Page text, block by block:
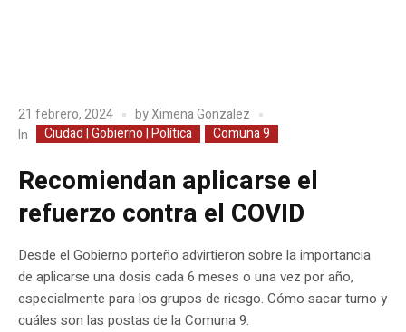
21 febrero, 2024 byXimena Gonzalez
In
Ciudad | Gobierno | Política Comuna 9
Recomiendan aplicarse el
refuerzo contra el COVID
Desde el Gobierno porteño advirtieron sobre la importancia
de aplicarse una dosis cada 6 meses o una vez por año,
especialmente para los grupos de riesgo. Cómo sacar turno y
cuáles son las postas de la Comuna 9.